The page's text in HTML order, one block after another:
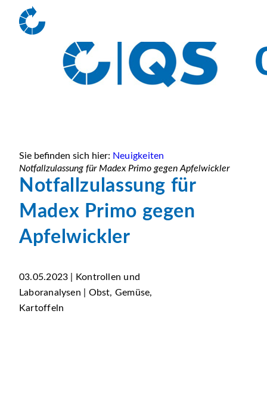
Sie befinden sich hier: Neuigkeiten
Notfallzulassung für Madex Primo gegen Apfelwickler
Notfallzulassung für
Madex Primo gegen
Apfelwickler
03.05.2023 | Kontrollen und
Laboranalysen | Obst, Gemüse,
Kartoffeln